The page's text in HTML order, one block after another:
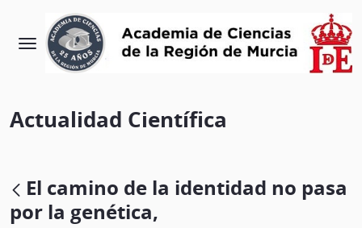
Actualidad Científica
El camino de la identidad no pasa
por la genética,